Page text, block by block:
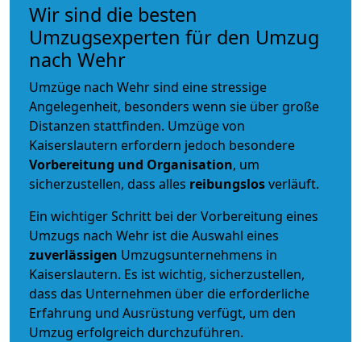
Wir sind die besten
Umzugsexperten für den Umzug
nach Wehr
Umzüge nach Wehr sind eine stressige
Angelegenheit, besonders wenn sie über große
Distanzen stattfinden. Umzüge von
Kaiserslautern erfordern jedoch besondere
Vorbereitung und Organisation, um
sicherzustellen, dass alles reibungslosverläuft.
Ein wichtiger Schritt bei der Vorbereitung eines
Umzugs nach Wehr ist die Auswahl eines
zuverlässigen Umzugsunternehmens in
Kaiserslautern. Es ist wichtig, sicherzustellen,
dass das Unternehmen über die erforderliche
Erfahrung und Ausrüstung verfügt, um den
Umzug erfolgreich durchzuführen.